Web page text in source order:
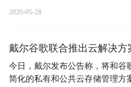
2020-05-28
戴尔谷歌联合推出云解决方
今日，戴尔发布公告称，将和谷
简化的私有和公共云存储管理方